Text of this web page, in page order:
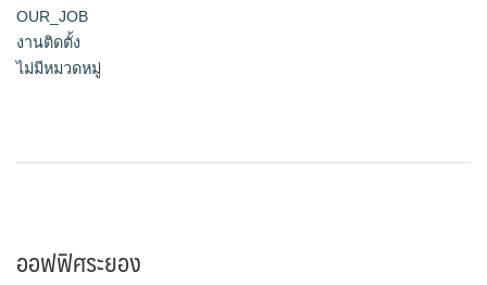
OUR_JOB
งานติดตั้ง
ไม่มีหมวดหมู่
ออฟฟิศระยอง